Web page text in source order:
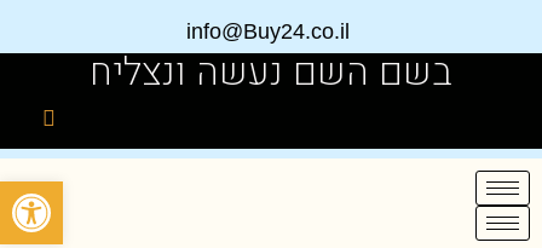
info@Buy24.co.il
בשם השם נעשה ונצליח